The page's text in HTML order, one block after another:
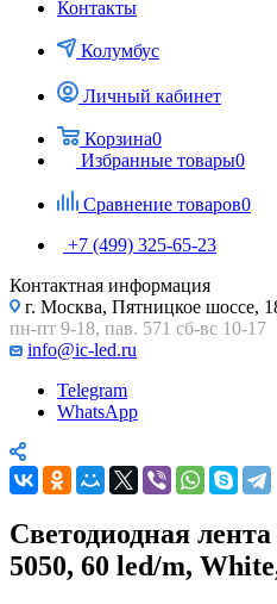
Контакты
Колумбус
Личный кабинет
Корзина0
Избранные товары0
Сравнение товаров0
+7 (499) 325-65-23
Контактная информация
г. Москва, Пятницкое шоссе,
пн-пт 9-18, пав. 571 сб-вс 10-17
info@ic-led.ru
Telegram
WhatsApp
Светодиодная
5050, 60 led/m,